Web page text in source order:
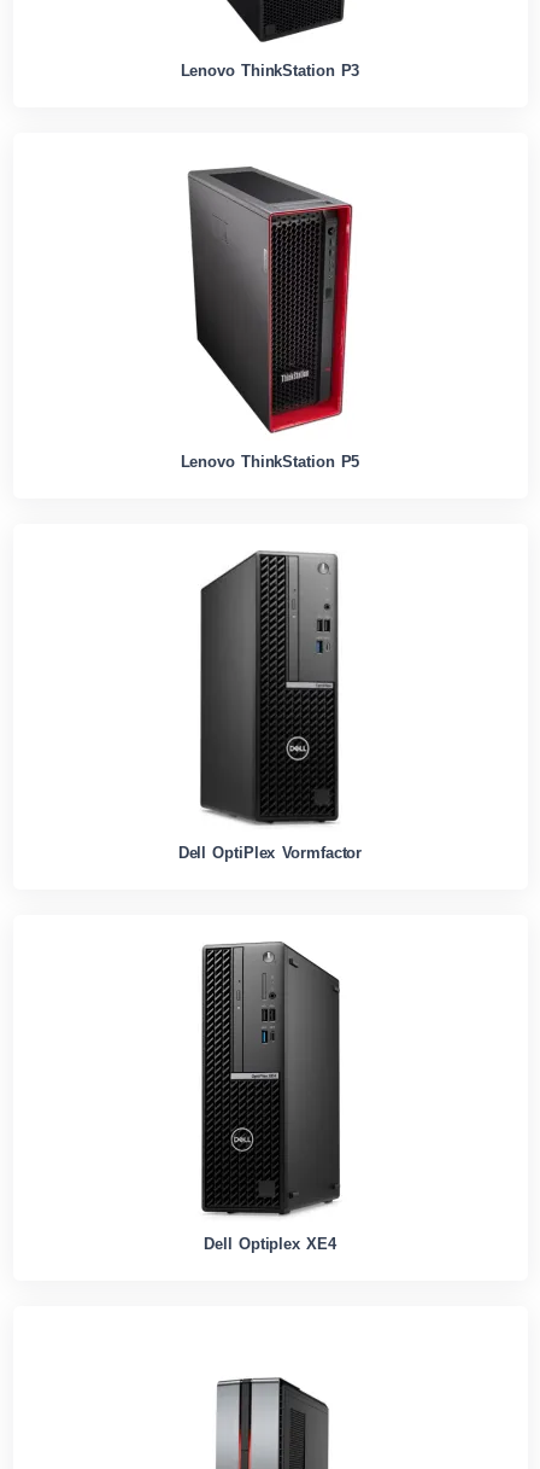
Lenovo ThinkStation P3
Lenovo ThinkStation P5
Dell OptiPlex Vormfactor
Dell Optiplex XE4